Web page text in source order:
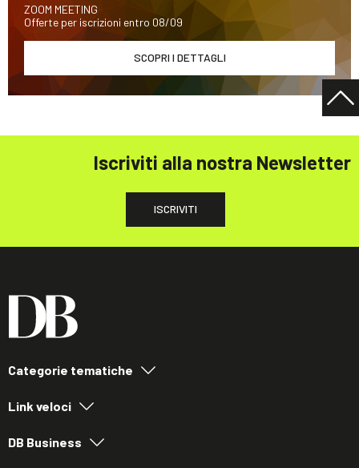
ZOOM MEETING
Offerte per iscrizioni entro 08/09
SCOPRI I DETTAGLI
Iscriviti alla nostra Newsletter
ISCRIVITI
Categorie tematiche
Link veloci
DB Business